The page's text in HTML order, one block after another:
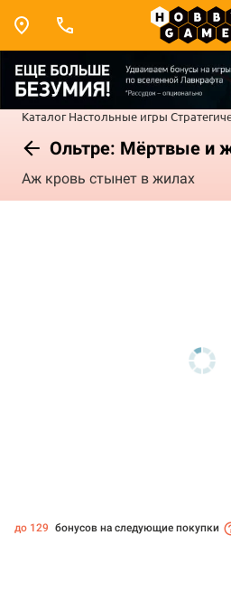
Каталог Настольные игры
Ольтре: Мёртвые и
Аж кровь стынет в жилах
до 129 бонусов на следующие покупки